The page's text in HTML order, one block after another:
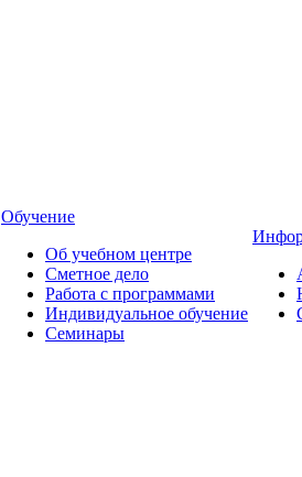
Обучение
Об учебном центре
Сметное дело
Работа с программами
Индивидуальное обучение
Семинары